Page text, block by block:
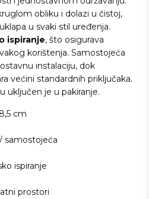
obliku i dolazi u čistoj,
u svaki stil uređenja.
ispiranje, što osigurava
korištenja. Samostojeća
instalaciju, dok
većini standardnih priključaka.
uključen je u pakiranje.
cm
samostojeća
ispiranje
prostori